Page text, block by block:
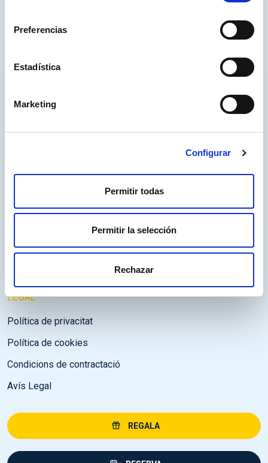
Preferencias
Estadística
Marketing
Configurar
Permitir todas
Permitir la selección
Rechazar
Certificat AENOR Covid-19
CONTACTE
LEGAL
Política de privacitat
Política de cookies
Condicions de contractació
Avís Legal
REGALA